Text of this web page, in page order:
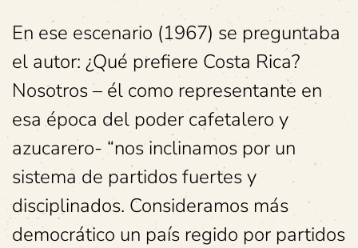
En ese escenario (1967) se preguntaba
el autor: ¿Qué prefiere Costa Rica?
Nosotros – él como representante en
esa época del poder cafetalero y
azucarero- “nos inclinamos por un
sistema de partidos fuertes y
disciplinados. Consideramos más
democrático un país regido por partidos